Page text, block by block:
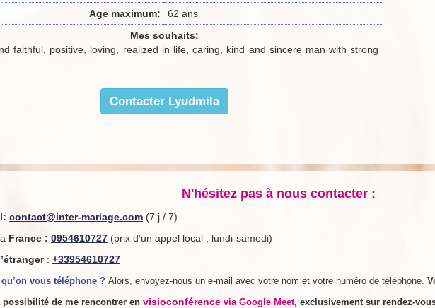
Age maximum:
62 ans
Mes souhaits:
faithful, positive, loving, realized in life, caring, kind and sincere man with strong
Contacter Lyudmila
N'hésitez pas à nous contacter :
contact@inter-mariage.com (7 j / 7)
France : 0954610727 (prix d’un appel local ; lundi-samedi)
: +33954610727
vous téléphone ? Alors, envoyez-nous un e-mail avec votre nom et votre numéro de téléphone.
possibilité de me rencontrer en visioconférence via Google Meet, exclusivement sur rendez-